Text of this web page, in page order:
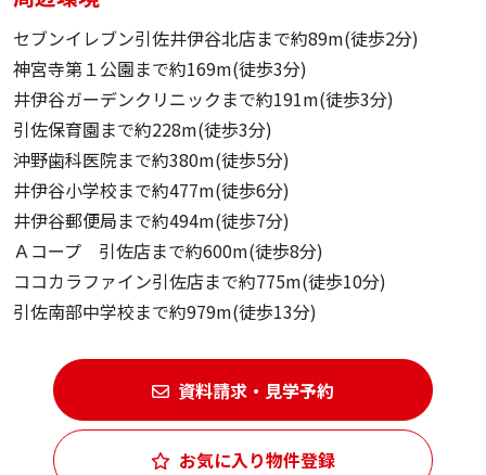
セブンイレブン引佐井伊谷北店まで約89m(徒歩2分)
神宮寺第１公園まで約169m(徒歩3分)
井伊谷ガーデンクリニックまで約191m(徒歩3分)
引佐保育園まで約228m(徒歩3分)
沖野歯科医院まで約380m(徒歩5分)
井伊谷小学校まで約477m(徒歩6分)
井伊谷郵便局まで約494m(徒歩7分)
Ａコープ 引佐店まで約600m(徒歩8分)
ココカラファイン引佐店まで約775m(徒歩10分)
引佐南部中学校まで約979m(徒歩13分)
資料請求・見学予約
お気に入り物件登録